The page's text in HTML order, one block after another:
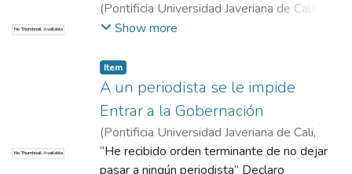
con fraternal esperanza de amigos y
admiradores irreductibles.
No Thumbnail Available
(Pontificia Universidad Javeriana de Cali
RadioShow more
No Thumbnail Available
Item
A un periodista se le impide
Entrar a la Gobernación
(Pontificia Universidad Javeriana de Cali,
2017)COMHISTORIA
“He recibido orden terminante de no dejar
pasar a ningún periodista” Declaro